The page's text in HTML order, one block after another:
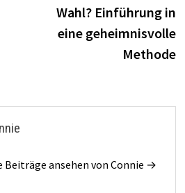
Wahl? Einführung in
eine geheimnisvolle
Methode
Beiträge ansehen von Connie →